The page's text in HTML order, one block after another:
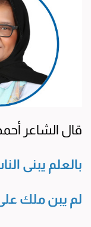
قال الشاعر
بالعلم يبنى
لم يبن ملك